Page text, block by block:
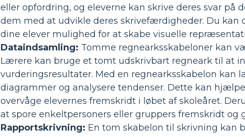
eller opfordring, og eleverne kan skrive deres svar
dem med at udvikle deres skrivefærdigheder. Du kan
dine elever mulighed for at skabe visuelle
Dataindsamling: Tomme regnearksskabeloner kan
Lærere kan bruge et tomt udskrivbart regneark til at
vurderingsresultater. Med en regnearksskabelon kan
diagrammer og analysere tendenser. Dette kan
overvåge elevernes fremskridt i løbet af skoleåret.
at spore enkeltpersoners eller gruppers fremskridt og
Rapportskrivning: En tom skabelon til skrivning kan